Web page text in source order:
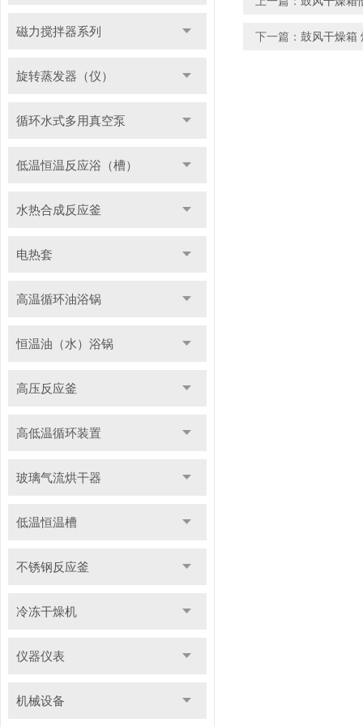
磁力搅拌器系列
旋转蒸发器（仪）
循环水式多用真空泵
低温恒温反应浴（槽）
水热合成反应釜
电热套
高温循环油浴锅
恒温油（水）浴锅
高压反应釜
高低温循环装置
玻璃气流烘干器
低温恒温槽
不锈钢反应釜
冷冻干燥机
仪器仪表
机械设备
下一篇： 鼓风干燥箱